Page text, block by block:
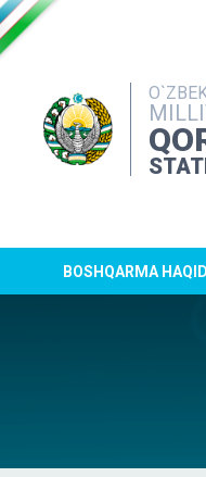
BOSHQARMA